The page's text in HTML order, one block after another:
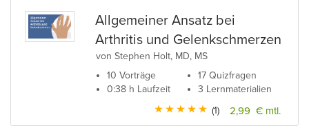
Allgemeiner Ansatz bei
Arthritis und Gelenkschmerzen
von Stephen Holt, MD, MS
10 Vorträge
0:38 h Laufzeit
17 Quizfragen
3 Lernmaterialien
2,99 € mtl.
(1)